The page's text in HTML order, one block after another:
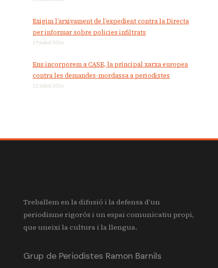
Exigim l’arxivament de l’expedient contra la Directa
per informar sobre policies infiltrats
29 juliol 2026
Ens incorporem a CASE, la principal xarxa europea
contra les demandes-mordassa a periodistes
22 juliol 2026
Treballem en la difusió i la defensa d’un
periodisme rigorós i un espai comunicatiu propi,
que uneixi la cultura i la llengua.
Grup de Periodistes Ramon Barnils